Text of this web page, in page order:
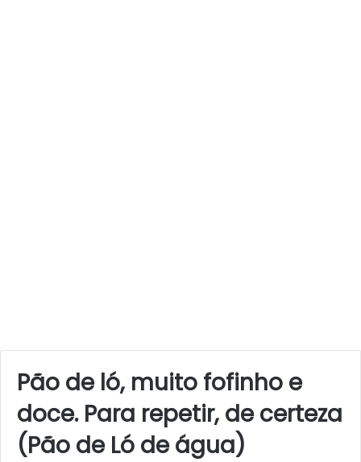
Pão de ló, muito fofinho e
doce. Para repetir, de certeza
(Pão de Ló de água)